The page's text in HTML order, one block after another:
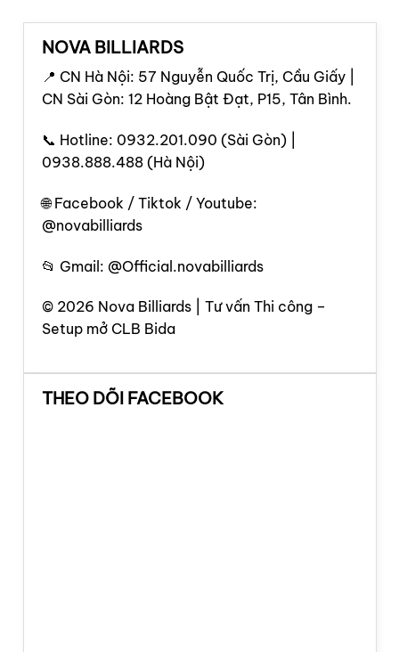
NOVA BILLIARDS
📍 CN Hà Nội: 57 Nguyễn Quốc Trị, Cầu Giấy |
CN Sài Gòn: 12 Hoàng Bật Đạt, P15, Tân Bình.
📞 Hotline: 0932.201.090 (Sài Gòn) |
0938.888.488 (Hà Nội)
🌐 Facebook / Tiktok / Youtube:
@novabilliards
📂 Gmail: @Official.novabilliards
© 2026 Nova Billiards | Tư vấn Thi công –
Setup mở CLB Bida
THEO DÕI FACEBOOK